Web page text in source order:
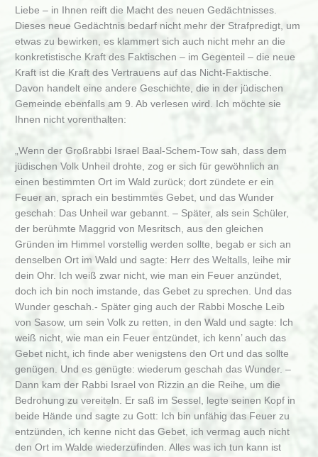
Liebe – in Ihnen reift die Macht des neuen Gedächtnisses.
Dieses neue Gedächtnis bedarf nicht mehr der Strafpredigt, um
etwas zu bewirken, es klammert sich auch nicht mehr an die
konkretistische Kraft des Faktischen – im Gegenteil – die neue
Kraft ist die Kraft des Vertrauens auf das Nicht-Faktische.
Davon handelt eine andere Geschichte, die in der jüdischen
Gemeinde ebenfalls am 9. Ab verlesen wird. Ich möchte sie
Ihnen nicht vorenthalten:
„Wenn der Großrabbi Israel Baal-Schem-Tow sah, dass dem
jüdischen Volk Unheil drohte, zog er sich für gewöhnlich an
einen bestimmten Ort im Wald zurück; dort zündete er ein
Feuer an, sprach ein bestimmtes Gebet, und das Wunder
geschah: Das Unheil war gebannt. – Später, als sein Schüler,
der berühmte Maggrid von Mesritsch, aus den gleichen
Gründen im Himmel vorstellig werden sollte, begab er sich an
denselben Ort im Wald und sagte: Herr des Weltalls, leihe mir
dein Ohr. Ich weiß zwar nicht, wie man ein Feuer anzündet,
doch ich bin noch imstande, das Gebet zu sprechen. Und das
Wunder geschah.- Später ging auch der Rabbi Mosche Leib
von Sasow, um sein Volk zu retten, in den Wald und sagte: Ich
weiß nicht, wie man ein Feuer entzündet, ich kenn’ auch das
Gebet nicht, ich finde aber wenigstens den Ort und das sollte
genügen. Und es genügte: wiederum geschah das Wunder. –
Dann kam der Rabbi Israel von Rizzin an die Reihe, um die
Bedrohung zu vereiteln. Er saß im Sessel, legte seinen Kopf in
beide Hände und sagte zu Gott: Ich bin unfähig das Feuer zu
entzünden, ich kenne nicht das Gebet, ich vermag auch nicht
den Ort im Walde wiederzufinden. Alles was ich tun kann ist